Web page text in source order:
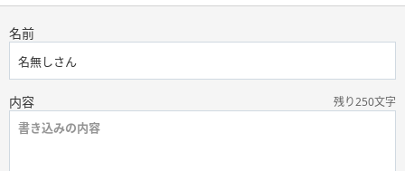
名前
内容 残り250文字